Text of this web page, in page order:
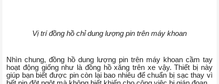
Vị trí đồng hồ chỉ dung lượng pin trên máy khoan
Nhìn chung, đồng hồ dung lượng pin trên máy khoan cầm tay
hoạt động giống như là đồng hồ xăng trên xe vậy. Thiết bị này
giúp bạn biết được pin còn lại bao nhiêu để chuẩn bị sạc thay vì